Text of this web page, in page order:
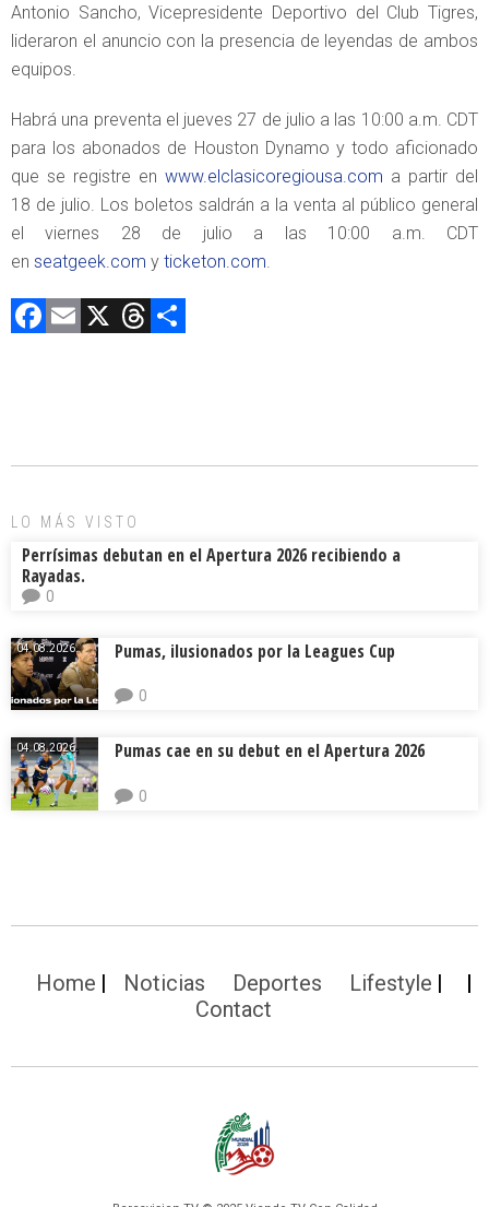
Antonio Sancho, Vicepresidente Deportivo del Club Tigres,
lideraron el anuncio con la presencia de leyendas de ambos
equipos.
Habrá una preventa el jueves 27 de julio a las 10:00 a.m. CDT
para los abonados de Houston Dynamo y todo aficionado
que se registre en www.elclasicoregiousa.com a partir del
18 de julio. Los boletos saldrán a la venta al público general
el viernes 28 de julio a las 10:00 a.m. CDT
en seatgeek.com y ticketon.com
F
o
E X T
d ar
LO MÁS VISTO
Perrísimas debutan en el Apertura 2026 recibiendo a
Rayadas.
0
04.08.2026. Pumas, ilusionados por la Leagues Cup
0
04.08.2026. Pumas cae en su debut en el Apertura 2026
0
Home Noticias Deportes
Lifestyle
Contact